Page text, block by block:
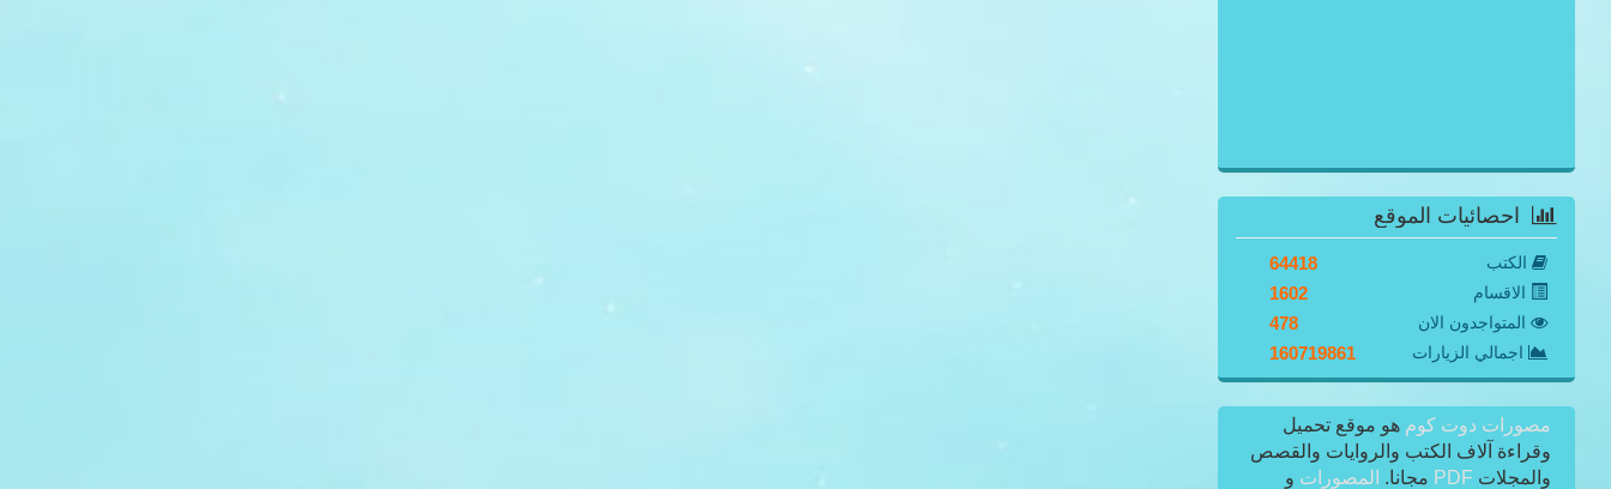
احصائيات الموقع
الكتب 64418
الاقسام 1602
المتواجدون الان 478
اجمالي الزيارات 160719861
مصورات دوت كوم هو موقع تحميل
وقراءة آلاف الكتب والروايات والقصص
والمجلات PDF مجانا. المصورات و